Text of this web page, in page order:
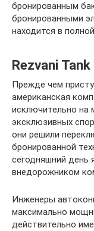
бронированным
бронированными
находится в
Rezvani
Прежде чем
американская
исключительно на
эксклюзивных
они решили
бронированной
сегодняшний день
внедорожником
Инженеры
максимально
действительно